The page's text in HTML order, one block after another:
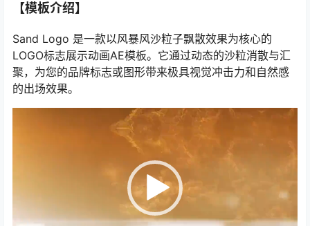
【模板介绍】
Sand Logo 是一款以风暴风沙粒子飘散效果为核心的
LOGO标志展示动画AE模板。它通过动态的沙粒消散与汇
聚，为您的品牌标志或图形带来极具视觉冲击力和自然感
的出场效果。